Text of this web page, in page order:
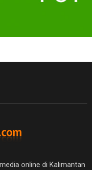
online di Kalimantan